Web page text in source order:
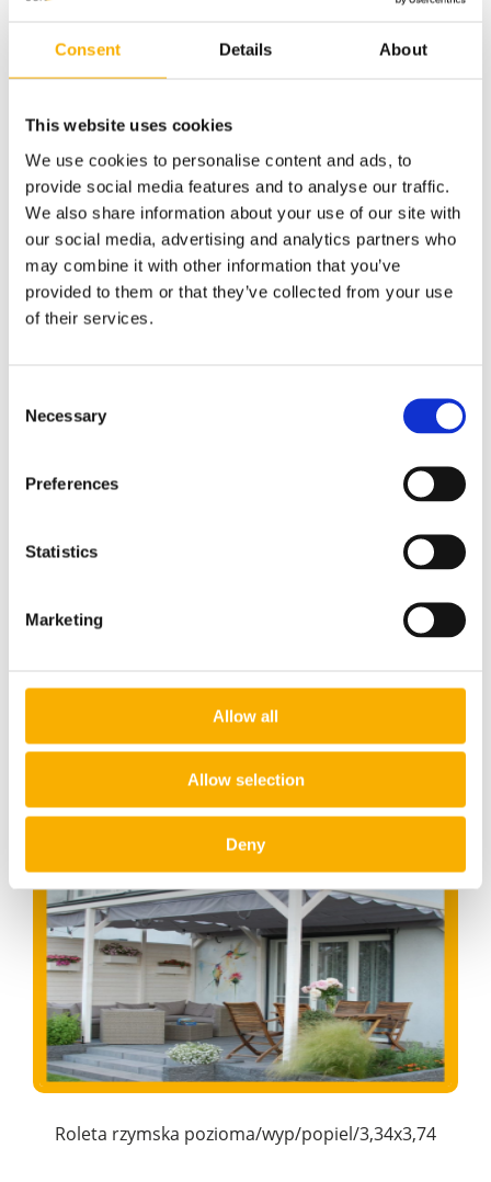
Consent Details About
This website uses cookies
We use cookies to personalise content and ads, to
provide social media features and to analyse our traffic.
We also share information about your use of our site with
our social media, advertising and analytics partners who
may combine it with other information that you’ve
provided to them or that they’ve collected from your use
of their services.
Selection
Necessary
Preferences
Statistics
Marketing
Allow all
Allow selection
Deny
1 149,00 zł
do koszyka
Roleta rzymska pozioma/wyp/popiel/3,23x1,96
449,00 zł
do koszyka
Roleta rzymska pozioma/wyp/popiel/3,34x3,74